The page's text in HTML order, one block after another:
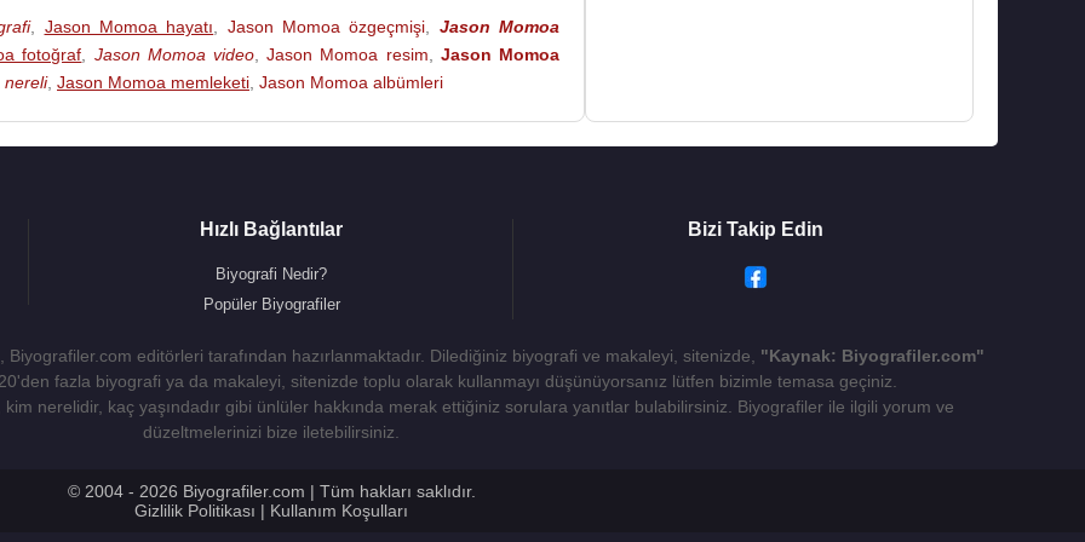
, Jason Momoa hayatı Jason Momoa özgeçmişi
Jason Momoa
fotoğraf Jason Momoa video ,Jason Momoa resim
Jason Momoa
nereli, Jason Momoa memleketi Jason Momoa albümleri
Hızlı Bağlantılar
Biyografi Nedir?
Popüler Biyografiler
Bizi Takip Edin
editörleri tarafından hazırlanmaktadır. Dilediğiniz biyografi ve makaleyi, sitenizde, "Kaynak: Biyografiler.com"
fazla biyografi ya da makaleyi, sitenizde toplu olarak kullanmayı düşünüyorsanız lütfen bizimle temasa geçiniz.
nerelidir, kaç yaşındadır gibi ünlüler hakkında merak ettiğiniz sorulara yanıtlar bulabilirsiniz. Biyografiler ile ilgili yorum ve
düzeltmelerinizi bize iletebilirsiniz.
© 2004 - 2026 Biyografiler.com | Tüm hakları saklıdır.
Gizlilik Politikası | Kullanım Koşulları